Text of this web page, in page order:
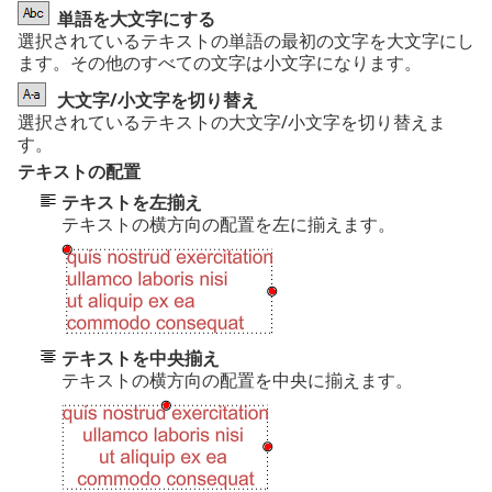
単語を大文字にする
選択されているテキストの単語の最初の文字を大文字にし
ます。その他のすべての文字は小文字になります。
大文字/小文字を切り替え
選択されているテキストの大文字/小文字を切り替えま
す。
テキストの配置
テキストを左揃え
テキストの横方向の配置を左に揃えます。
テキストを中央揃え
テキストの横方向の配置を中央に揃えます。